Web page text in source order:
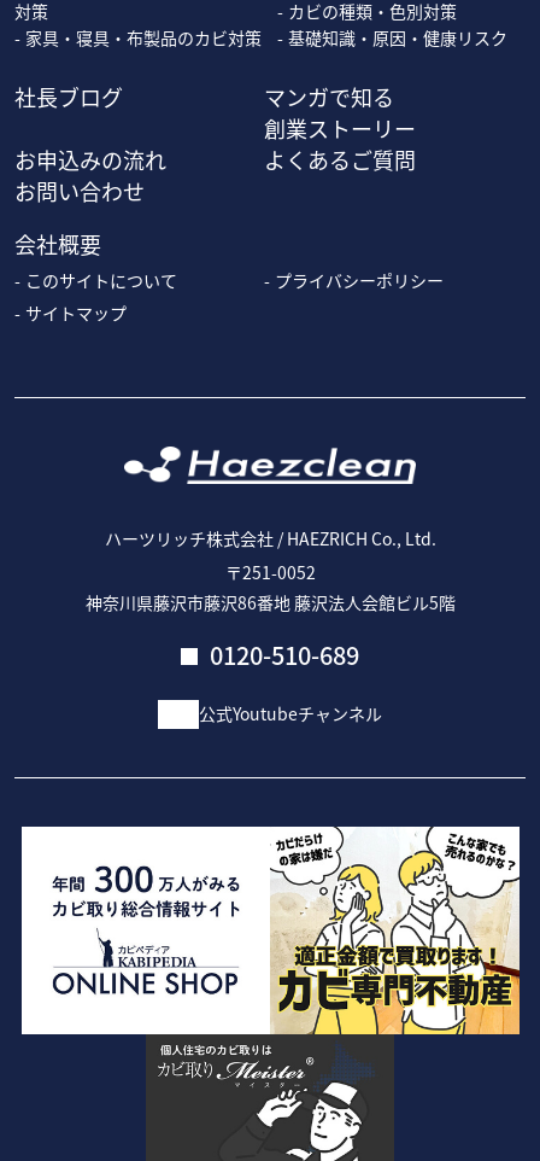
ハーツリッチ株式会社 / HAEZRICH Co., Ltd.
〒251-0052
神奈川県藤沢市藤沢86番地 藤沢法人会館ビル5階
0120-510-689
公式Youtubeチャンネル
対策
家具・寝具・布製品のカビ対策
カビの種類・色別対策
基礎知識・原因・健康リスク
社長ブログ
マンガで知る
創業ストーリー
お申込みの流れ
よくあるご質問
お問い合わせ
会社概要
このサイトについて
プライバシーポリシー
サイトマップ